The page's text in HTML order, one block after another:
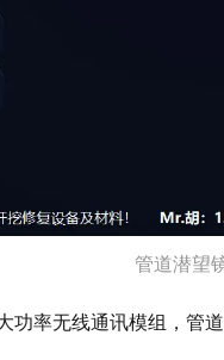
管道潜望
功率无线通讯模组，管